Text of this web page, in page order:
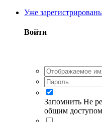
Уже
Войти
Запомнить Не
общим доступом